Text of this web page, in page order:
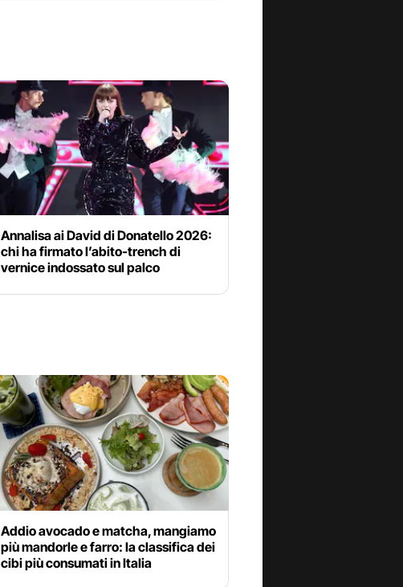
Annalisa ai David di Donatello 2026:
chi ha firmato l’abito-trench di
vernice indossato sul palco
Addio avocado e matcha, mangiamo
più mandorle e farro: la classifica dei
cibi più consumati in Italia